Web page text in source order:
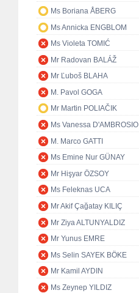
Ms Boriana ÅBERG
Ms Annicka ENGBLOM
Ms Violeta TOMIĆ
Mr Radovan BALÁŽ
Mr Ľuboš BLAHA
M. Pavol GOGA
Mr Martin POLIAČIK
Ms Vanessa D'AMBROSIO
M. Marco GATTI
Ms Emine Nur GÜNAY
Mr Hişyar ÖZSOY
Ms Feleknas UCA
Mr Akif Çağatay KILIÇ
Mr Ziya ALTUNYALDIZ
Mr Yunus EMRE
Ms Selin SAYEK BÖKE
Mr Kamil AYDIN
Ms Zeynep YILDIZ